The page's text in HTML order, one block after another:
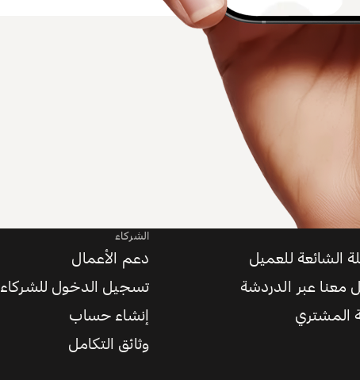
الشائعة للعميل
معنا عبر الدردشة
المشتري
الشركاء
دعم الأعمال
تسجيل الدخول للشركاء
إنشاء حساب
وثائق التكامل